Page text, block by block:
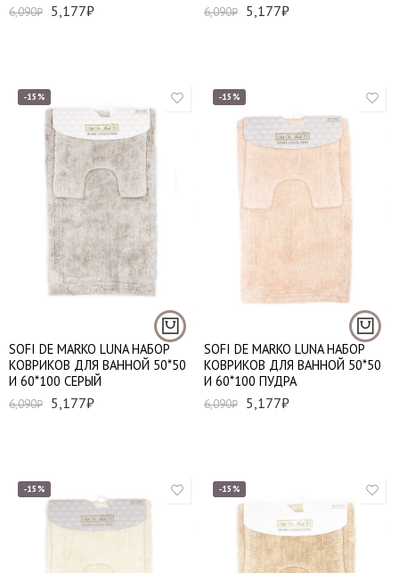
6,090₽ 5,177₽ 6,090₽ 5,177₽
-15%
SOFI DE MARKO LUNA НАБОР
КОВРИКОВ ДЛЯ ВАННОЙ 50*50
И 60*100 СЕРЫЙ
6,090₽ 5,177₽
-15%
SOFI DE MARKO LUNA НАБОР
КОВРИКОВ ДЛЯ ВАННОЙ 50*50
И 60*100 ПУДРА
6,090₽ 5,177₽
-15% -15%